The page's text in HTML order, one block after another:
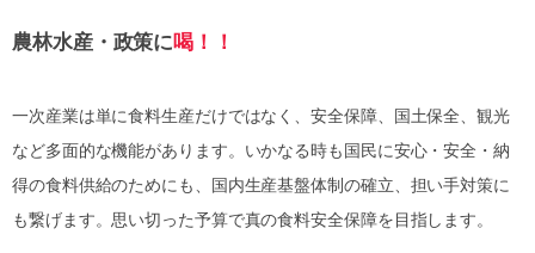
農林水産・政策に喝！！
一次産業は単に食料生産だけではなく、安全保障、国土保全、観光
など多面的な機能があります。いかなる時も国民に安心・安全・納
得の食料供給のためにも、国内生産基盤体制の確立、担い手対策に
も繋げます。思い切った予算で真の食料安全保障を目指します。